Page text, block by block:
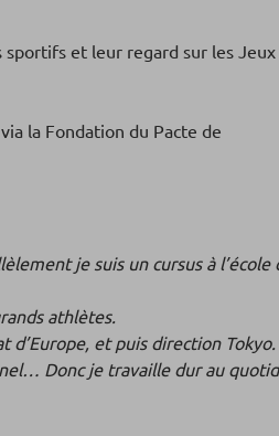
sportifs et leur regard sur les Jeux
la Fondation du Pacte de
je suis un cursus à l’école
athlètes.
d’Europe, et puis direction Tokyo.
Donc je travaille dur au